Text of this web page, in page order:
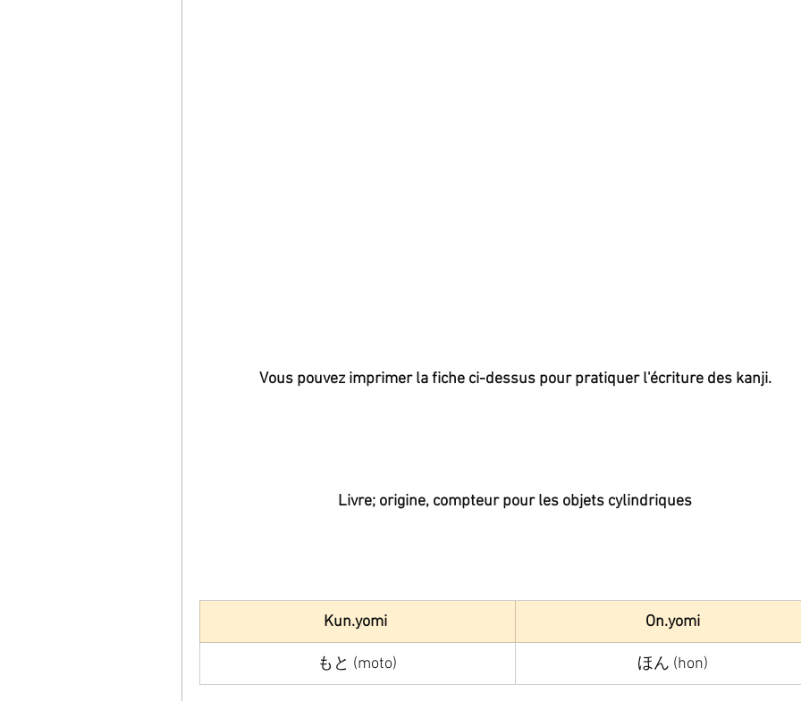
Vous pouvez imprimer la fiche ci-dessus pour pratiquer l'écriture des kanji.
Livre; origine, compteur pour les objets cylindriques
Kun.yomi On.yomi
もと (moto) ほん (hon)